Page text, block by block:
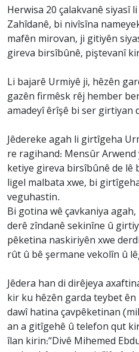
Herwisa 20 çalakvanê siyasî
Zahîdanê, bi nivîsîna
mafên mirovan, ji gitiyên
gireva birsîbûnê, piştevanî
Li bajarê Urmiyê ji, hêzên
gazên firmêsk rêj hember
amadeyî êrîşê bi ser girtiyan
Jêdereke agah li girtîgeha
re ragihand: Mensûr Arwend
ketiye gireva birsîbûnê de lê
ligel malbata xwe, bi
veguhastin.
Bi gotina wê çavkaniya
derê zîndanê sekinîne û
pêketina naskiriyên xwe
rût û bê şermane vekolîn û
Jêdera han di dirêjeya
kir ku hêzên garda teybet
dawî hatina çavpêketinan
an a gitîgehê û telefon qut
îlan kirin:“Divê Mihemed